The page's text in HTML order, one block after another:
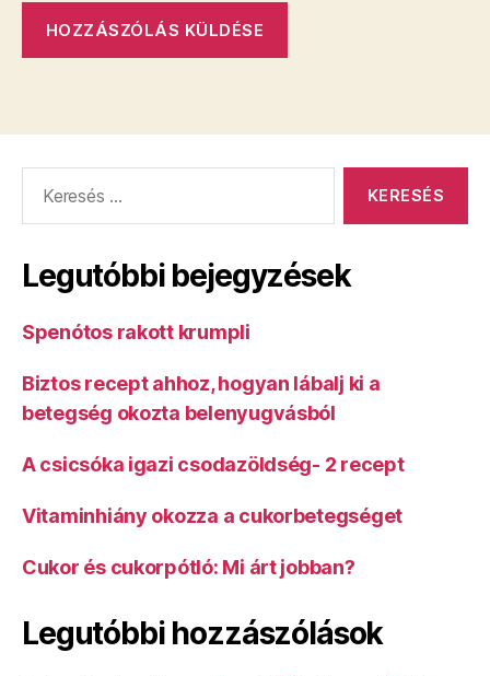
Legutóbbi bejegyzések
Spenótos rakott krumpli
Biztos recept ahhoz, hogyan lábalj ki a
betegség okozta belenyugvásból
A csicsóka igazi csodazöldség- 2 recept
Vitaminhiány okozza a cukorbetegséget
Cukor és cukorpótló: Mi árt jobban?
Legutóbbi hozzászólások